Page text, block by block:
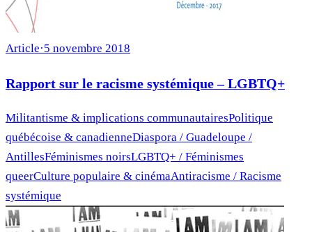
Article·5 novembre 2018
Rapport sur le racisme systémique – LGBTQ+
Militantisme & implications communautairesPolitique
québécoise & canadienneDiaspora / Guadeloupe /
AntillesFéminismes noirsLGBTQ+ / Féminismes
queerCulture populaire & cinémaAntiracisme / Racisme
systémique